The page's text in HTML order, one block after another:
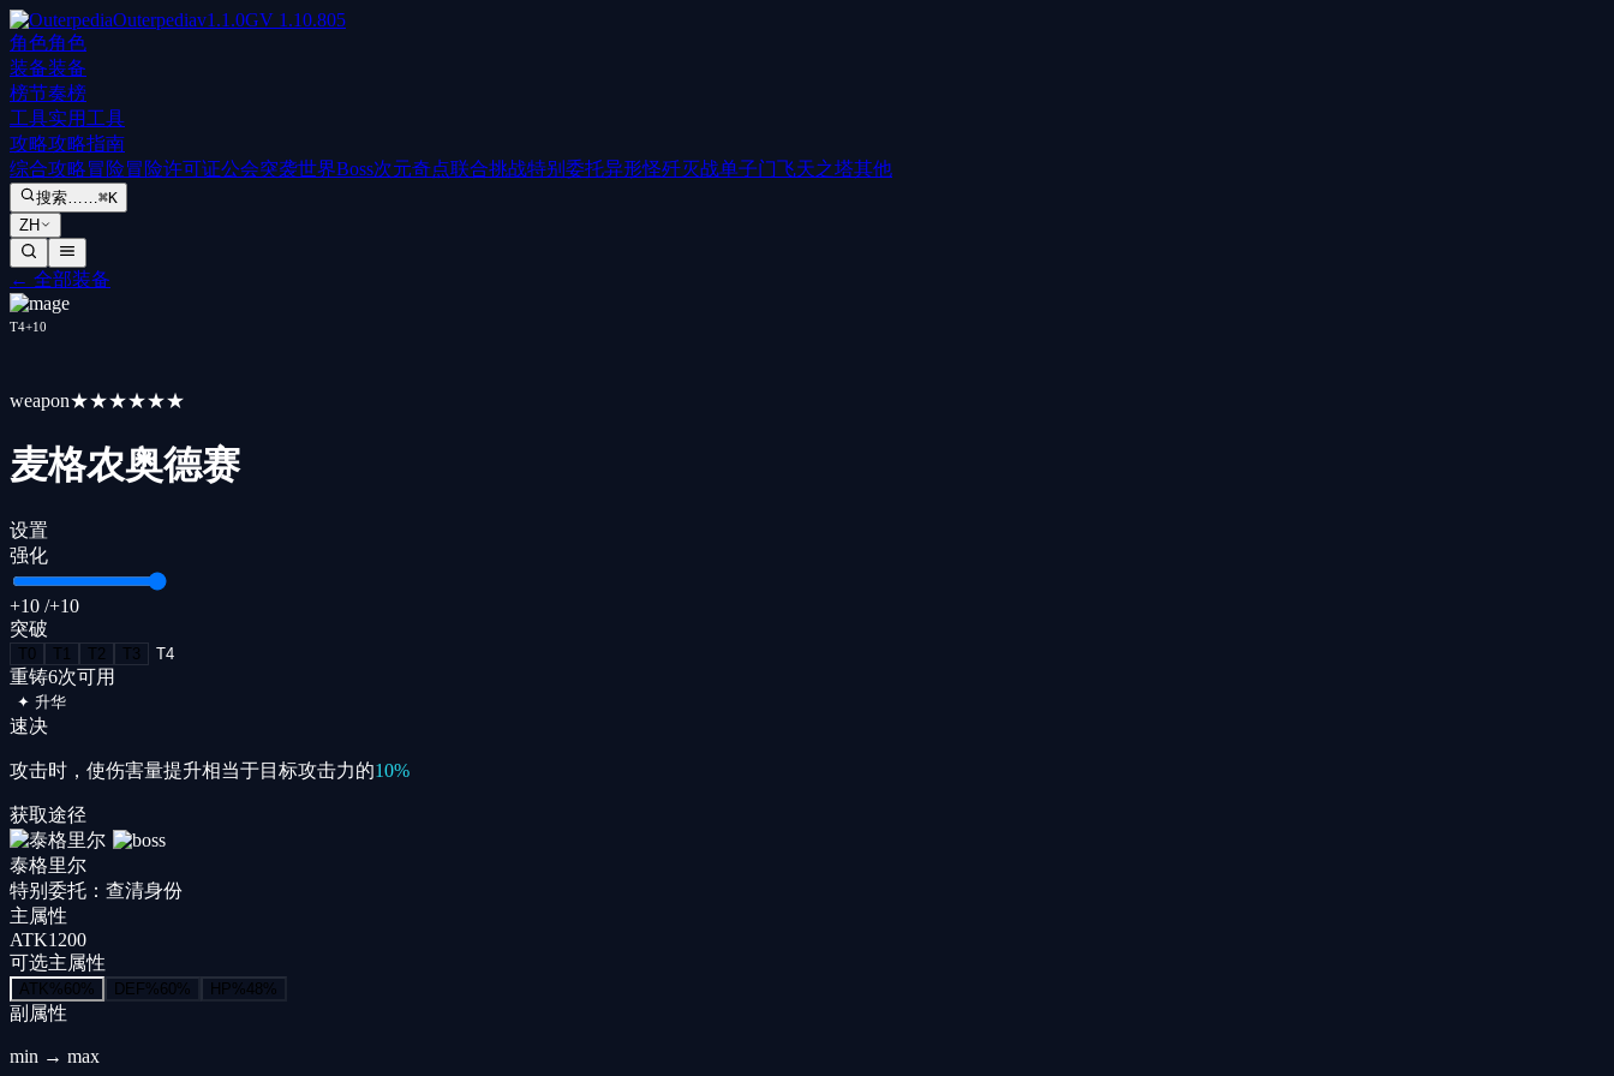
Outerpediav1.1.0GV 1.10.805
角色角色
装备装备
榜节奏榜
工具实用工具
攻略攻略指南
综合攻略冒险冒险许可证公会突袭世界Boss次元奇点联合挑战特别委托异形怪歼灭战单子门飞天之塔其他
搜索……⌘K
ZH
← 全部装备
T4+10
weapon★★★★★★
麦格农奥德赛
设置
强化
+10 /+10
突破
T0 T 1 T2 T3 T4
重铸6次可用
✦ 升华
速决
攻击时，使伤害量提升相当于目标攻击力的10%
获取途径
泰格里尔
特别委托：查清身份
主属性
ATK1200
可选主属性
ATK%60 % DEF%60 % HP%48 %
副属性
min → max